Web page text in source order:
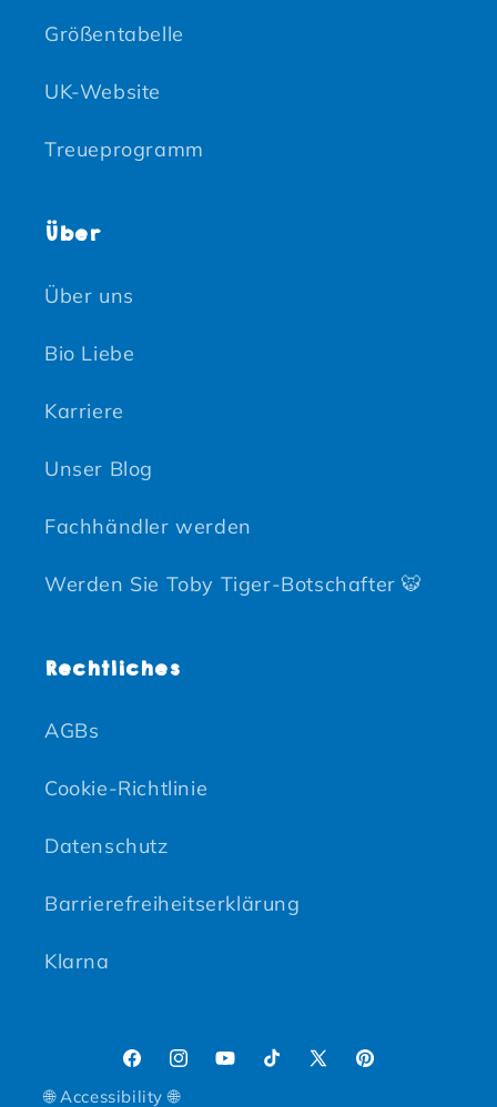
Größentabelle
UK-Website
Treueprogramm
Über
Über uns
Bio Liebe
Karriere
Unser Blog
Fachhändler werden
Werden Sie Toby Tiger-Botschafter 🐯
Rechtliches
AGBs
Cookie-Richtlinie
Datenschutz
Barrierefreiheitserklärung
Klarna
FacebookInstagram
YouTubeTikTokX (Twitter)
Pinterest
🌐 Accessibility 🌐